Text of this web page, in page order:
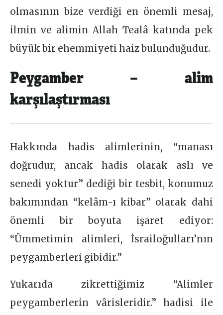
olmasının bize verdiği en önemli mesaj,
ilmin ve alimin Allah Tealâ katında pek
büyük bir ehemmiyeti haiz bulunduğudur.
Peygamber – alim
karşılaştırması
Hakkında hadis alimlerinin, “manası
doğrudur, ancak hadis olarak aslı ve
senedi yoktur” dediği bir tesbit, konumuz
bakımından “kelâm-ı kibar” olarak dahi
önemli bir boyuta işaret ediyor:
“Ümmetimin alimleri, İsrailoğulları’nın
peygamberleri gibidir.”
Yukarıda zikrettiğimiz “Alimler
peygamberlerin vârisleridir.” hadisi ile